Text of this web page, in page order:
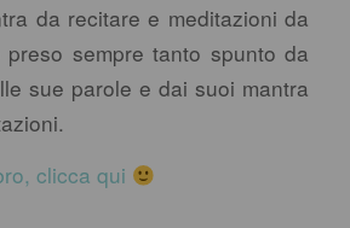
da recitare e meditazioni da
sempre tanto spunto da
sue parole e dai suoi mantra
clicca qui